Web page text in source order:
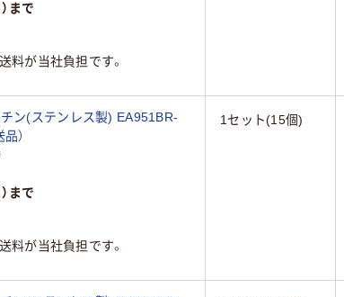
まで
料が当社負担です。
ン(ステンレス製) EA951BR-
）
まで
料が当社負担です。
1セット(15個)